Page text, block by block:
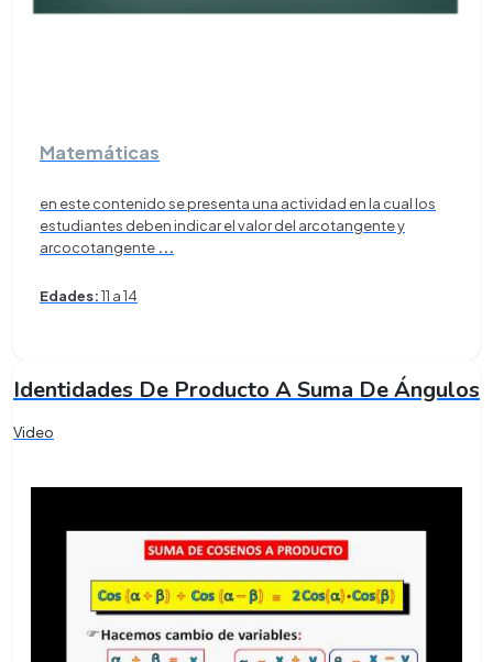
Matemáticas
en este contenido se presenta una actividad en la cual los
estudiantes deben indicar el valor del arcotangente y
arcocotangente ...
Edades:11 a 14
Identidades De Producto A Suma De Ángulos
Video